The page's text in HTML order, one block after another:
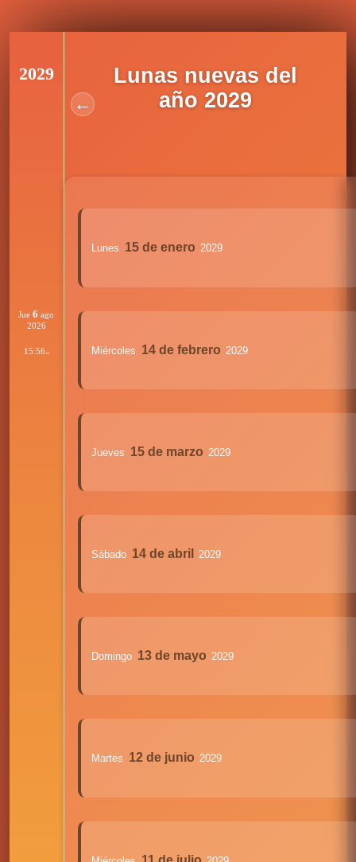
2029
Jue6 ago
2026
15:56:00
←
Lunas nuevas del
año 2029
Lunes 15 de enero 2029
Miércoles 14 de febrero 2029
Jueves 15 de marzo 2029
Sábado 14 de abril 2029
Domingo 13 de mayo 2029
Martes 12 de junio 2029